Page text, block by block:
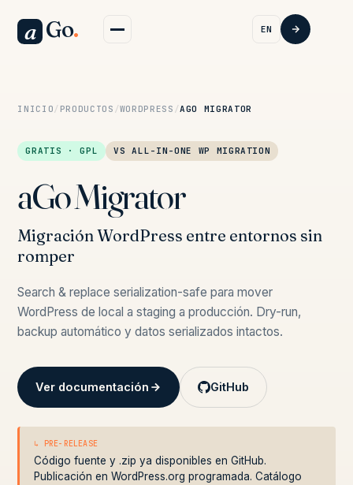
a Go. EN
INICIO / PRODUCTOS /WORDPRESS /AGO MIGRATOR
GRATIS · GPL VS ALL-IN-ONE WP MIGRATION
aGo Migrator
Migración WordPress entre entornos sin
romper
Search & replace serialization-safe para mover
WordPress de local a staging a producción. Dry-run,
backup automático y datos serializados intactos.
Ver documentación GitHub
↳ PRE-RELEASE
Código fuente y .zip ya disponibles en GitHub.
Publicación en WordPress.org programada. Catálogo